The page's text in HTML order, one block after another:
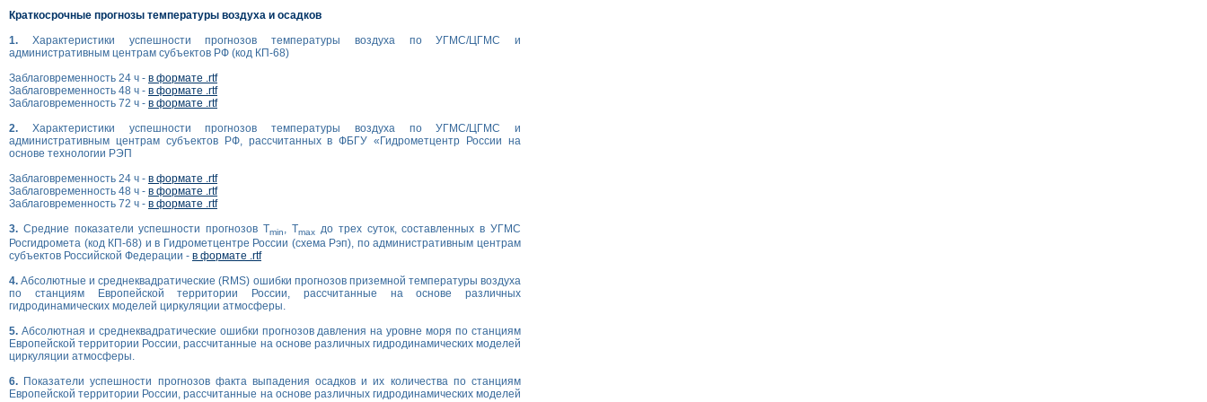
Краткосрочные прогнозы температуры воздуха и осадков
1. Характеристики успешности прогнозов температуры воздуха по УГМС/ЦГМС и
административным центрам субъектов РФ (код КП-68)
Заблаговременность 24 ч - в формате .rtf
Заблаговременность 48 ч - в формате .rtf
Заблаговременность 72 ч - в формате .rtf
2. Характеристики успешности прогнозов температуры воздуха по УГМС/ЦГМС и
административным центрам субъектов РФ, рассчитанных в ФБГУ «Гидрометцентр России на
основе технологии РЭП
Заблаговременность 24 ч - в формате .rtf
Заблаговременность 48 ч - в формате .rtf
Заблаговременность 72 ч - в формате .rtf
3. Средние показатели успешности прогнозов Tmin, Tmax до трех суток, составленных в УГМС
Росгидромета (код КП-68) и в Гидрометцентре России (схема Рэп), по административным центрам
субъектов Российской Федерации - в формате .rtf
4. Абсолютные и среднеквадратические (RMS) ошибки прогнозов приземной температуры воздуха
по станциям Европейской территории России, рассчитанные на основе различных
гидродинамических моделей циркуляции атмосферы.
5. Абсолютная и среднеквадратические ошибки прогнозов давления на уровне моря по станциям
Европейской территории России, рассчитанные на основе различных гидродинамических моделей
циркуляции атмосферы.
6. Показатели успешности прогнозов факта выпадения осадков и их количества по станциям
Европейской территории России, рассчитанные на основе различных гидродинамических моделей